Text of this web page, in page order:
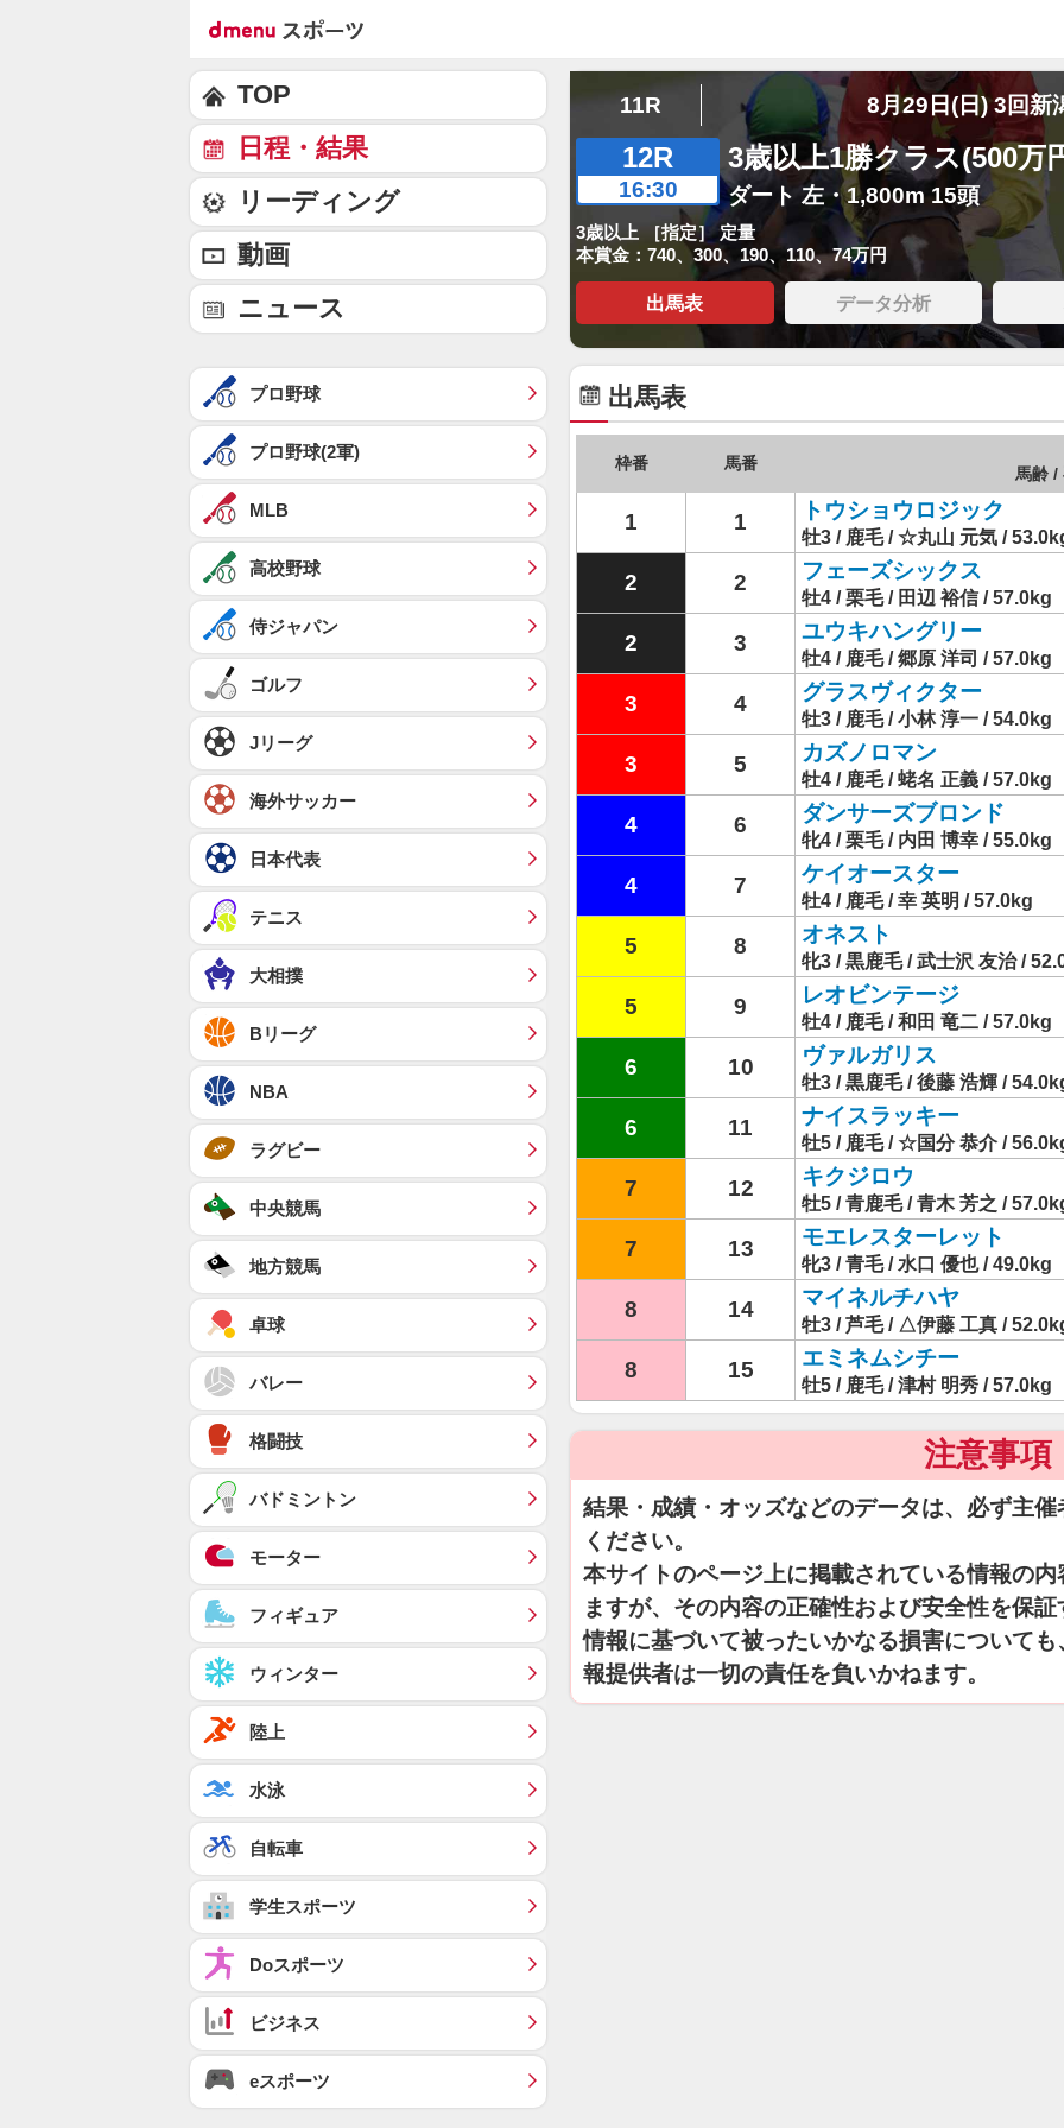
11R 8月29日(日) 3回新
12R
16:30
3歳以上1勝クラス(500万
ダート 左・1,800m 15頭
3歳以上 ［指定］ 定量
本賞金：740、300、190、110、74万円
出馬表 データ分析
出馬表
枠番 馬番
馬齢 /
1 1 トウショウロジック
牡3 / 鹿毛 / ☆丸山 元気 /
2 2 フェーズシックス
牡4 / 栗毛 / 田辺 裕信 / 57.0kg
2 3 ユウキハングリー
牡4 / 鹿毛 / 郷原 洋司 / 57.0kg
3 4 グラスヴィクター
牡3 / 鹿毛 / 小林 淳一 / 54.0kg
3 5 カズノロマン
牡4 / 鹿毛 / 蛯名 正義 / 57.0kg
4 6 ダンサーズブロンド
牝4 / 栗毛 / 内田 博幸 / 55.0kg
4 7 ケイオースター
牡4 / 鹿毛 / 幸 英明 / 57.0kg
5 8 オネスト
牝3 / 黒鹿毛 / 武士沢 友治 /
5 9 レオビンテージ
牡4 / 鹿毛 / 和田 竜二 / 57.0kg
6 10 ヴァルガリス
牡3 / 黒鹿毛 / 後藤 浩輝 /
6 11 ナイスラッキー
牡5 / 鹿毛 / ☆国分 恭介 /
7 12 キクジロウ
牡5 / 青鹿毛 / 青木 芳之 /
7 13 モエレスターレット
牝3 / 青毛 / 水口 優也 / 49.0kg
8 14 マイネルチハヤ
牡3 / 芦毛 / △伊藤 工真 /
8 15 エミネムシチー
牡5 / 鹿毛 / 津村 明秀 / 57.0kg
注意事項
結果・成績・オッズなどのデータは、必ず主
ください。
本サイトのページ上に掲載されている情報の
ますが、その内容の正確性および安全性を保
情報に基づいて被ったいかなる損害について
報提供者は一切の責任を負いかねます。
TOP
日程・結果
リーディング
動画
ニュース
プロ野球
プロ野球(2軍)
MLB
高校野球
侍ジャパン
ゴルフ
Jリーグ
海外サッカー
日本代表
テニス
大相撲
Bリーグ
NBA
ラグビー
中央競馬
地方競馬
卓球
バレー
格闘技
バドミントン
モーター
フィギュア
ウィンター
陸上
水泳
自転車
学生スポーツ
Doスポーツ
ビジネス
eスポーツ